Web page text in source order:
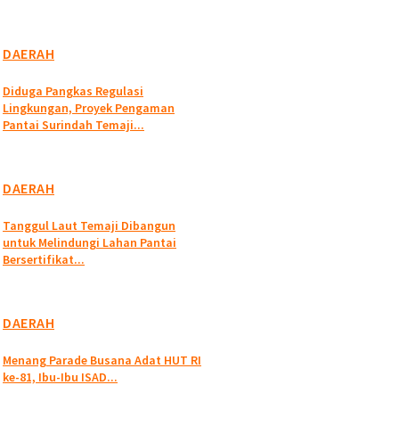
DAERAH
Diduga Pangkas Regulasi
Lingkungan, Proyek Pengaman
Pantai Surindah Temaji...
DAERAH
Tanggul Laut Temaji Dibangun
untuk Melindungi Lahan Pantai
Bersertifikat...
DAERAH
Menang Parade Busana Adat HUT RI
ke-81, Ibu-Ibu ISAD...